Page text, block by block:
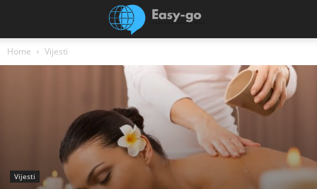
Home Vijesti
Vijesti